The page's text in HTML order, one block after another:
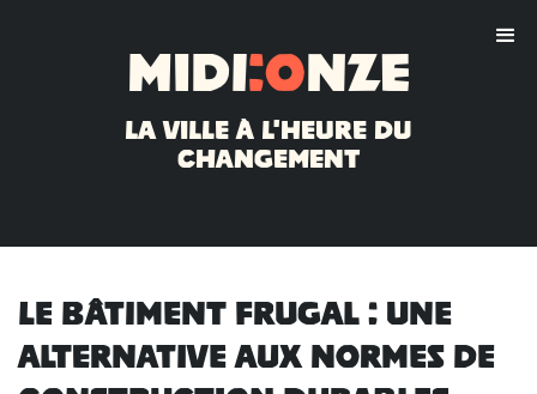
Midi:onze
La ville à l'heure du
changement
Le bâtiment frugal : une
alternative aux normes de